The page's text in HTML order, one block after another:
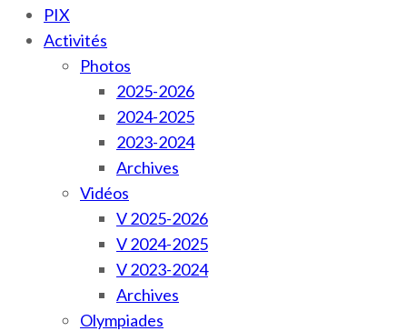
PIX
Activités
Photos
2025-2026
2024-2025
2023-2024
Archives
Vidéos
V 2025-2026
V 2024-2025
V 2023-2024
Archives
Olympiades